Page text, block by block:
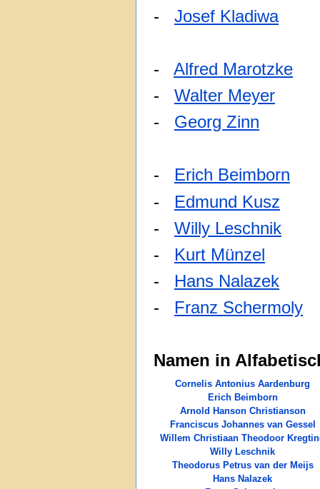
- Josef Kladiwa16-
- Alfred Marotzke
- Walter Meyer
- Georg Zinn
- Erich Beimborn
- Edmund Kusz
- Willy Leschnik
- Kurt Münzel
- Hans Nalazek
- Franz Schermoly
Namen in
Cornelis Antonius Aardenburg
Erich Beimborn
Arnold Hanson Christianson
Franciscus Johannes van Gessel
Willem Christiaan Theodoor
Willy Leschnik
Theodorus Petrus van der Meijs
Hans Nalazek